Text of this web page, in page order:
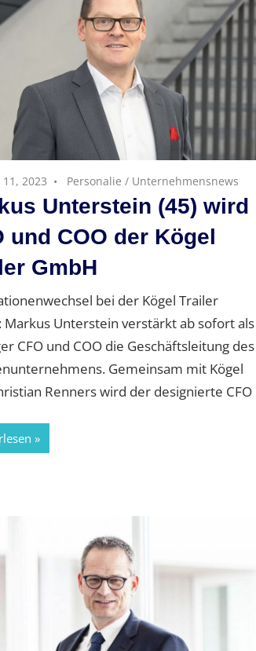
2023 Personalie / Unternehmensnews
Unterstein (45) wird
und COO der Kögel
GmbH
bei der Kögel Trailer
Markus Unterstein verstärkt ab sofort als
CFO und COO die Geschäftsleitung des
Gemeinsam mit Kögel
Renners wird der designierte CFO